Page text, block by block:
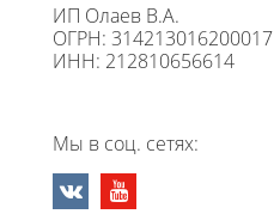
ИП Олаев В.А.
ОГРН: 314213016200017
ИНН: 212810656614
Мы в соц. сетях: